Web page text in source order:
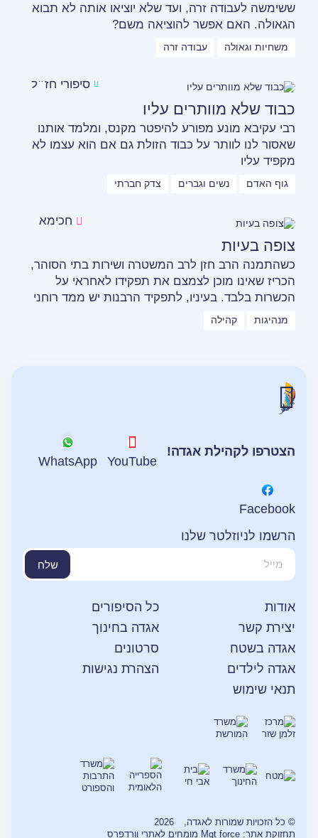
ששימשה לעבודה זרה, ועד שלא יוציאו אותה לא תבוא
הגאולה. האם אפשר להוציאה משם?
משחיות וגאולה עבודה זרה
סיפורי חז״ל
כבוד שלא מוותרים עליו
רבי עקיבא מונע מפורע להיפטר מקנס, ומלמד אותנו
שאסור לנו לוותר על כבוד הזולת גם אם הוא עצמו לא
מקפיד עליו
גוף האדם נשים וגברים צדק חברתי
חכימא
צופה בעיות
כשהתמנה הרב חזן לרב המשטרה ושירות בתי הסוהר,
הכריז שאינו מוכן לצמצם את תפקידו לאחראי על
הכשרות בלבד. בעיניו, לתפקיד הרבנות יש ממד רוחני
מנהיגות קהילה
הצטרפו לקהילת אגדה!
YouTube
WhatsApp
Facebook
הרשמו לניוזלטר שלנו
שלח
אודות
כל הסיפורים
יצירת קשר
הצהרת נגישות
אגדה בחינוך
אגדה בשטח
תנאי שימוש
סרטונים
אגדה לילדים
© כל הזכויות שמורות לאגדה,
2026
תחזוקת אתר: Mgt force מומחים לאתרי וורדפרס